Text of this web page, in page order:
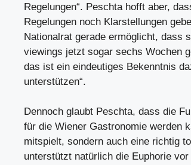
Regelungen“. Peschta hofft aber,
Regelungen noch Klarstellungen
Nationalrat gerade ermöglicht, dass
viewings jetzt sogar sechs Wochen
das ist ein eindeutiges Bekenntnis
unterstützen“.
Dennoch glaubt Peschta, dass die
für die Wiener Gastronomie werden
mitspielt, sondern auch eine richtig
unterstützt natürlich die Euphorie